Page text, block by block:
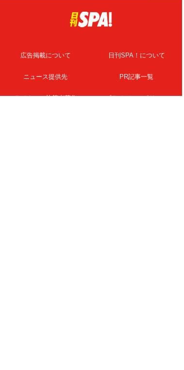
広告掲載について 日刊SPA！について
ニュース提供先 PR記事一覧
ライター・執筆者募集 プライバシーポリシー